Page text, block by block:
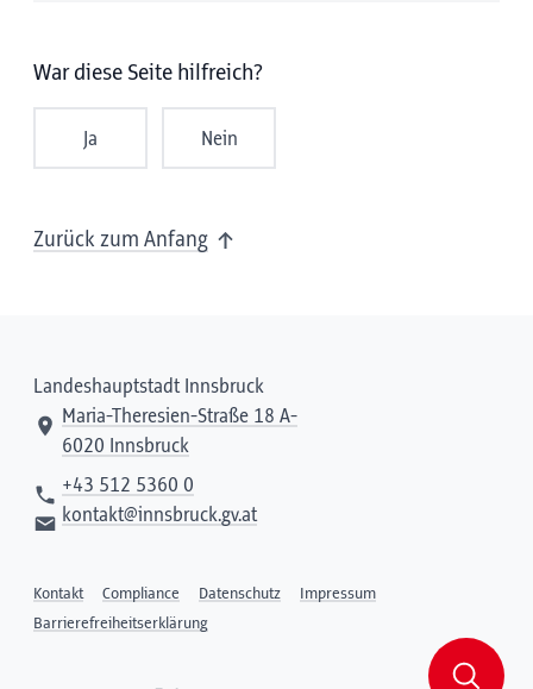
War diese Seite hilfreich?
Ja Nein
Zurück zum Anfang
Landeshauptstadt Innsbruck
Maria-Theresien-Straße 18 A-
6020 Innsbruck
+43 512 5360 0
kontakt@innsbruck.gv.at
Kontakt Compliance Datenschutz
Impressum
Barrierefreiheitserklärung